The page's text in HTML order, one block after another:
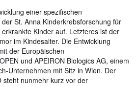
einer spezifischen
St. Anna Kinderkrebsforschung für
Kinder auf. Letzteres ist der
im Kindesalter. Die Entwicklung
der Europäischen
und APEIRON Biologics AG, einem
Unternehmen mit Sitz in Wien. Der
steht nunmehr kurz vor der